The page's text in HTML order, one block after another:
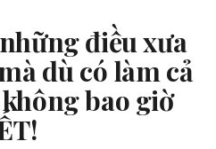
điều xưa
dù có làm cả
bao giờ